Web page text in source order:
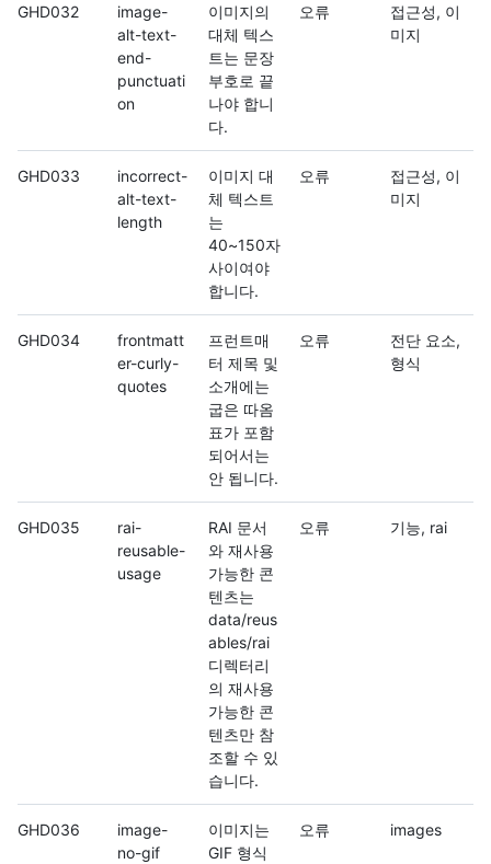
GHD032
image-
alt-text-
end-
punctuati
on
이미지의
대체 텍스
트는 문장
부호로 끝
나야 합니
다.
오류
접근성, 이
미지
GHD033
incorrect-
alt-text-
length
이미지 대
체 텍스트
는
40~150자
사이여야
합니다.
오류
접근성, 이
미지
GHD034
frontmatt
er-curly-
quotes
프런트매
터 제목 및
소개에는
굽은 따옴
표가 포함
되어서는
안 됩니다.
오류
전단 요소,
형식
GHD035
rai-
reusable-
usage
RAI 문서
와 재사용
가능한 콘
텐츠는
data/reus
ables/rai
디렉터리
의 재사용
가능한 콘
텐츠만 참
조할 수 있
습니다.
오류 기능, rai
GHD036
image-
no-gif
이미지는
GIF 형식
오류 images